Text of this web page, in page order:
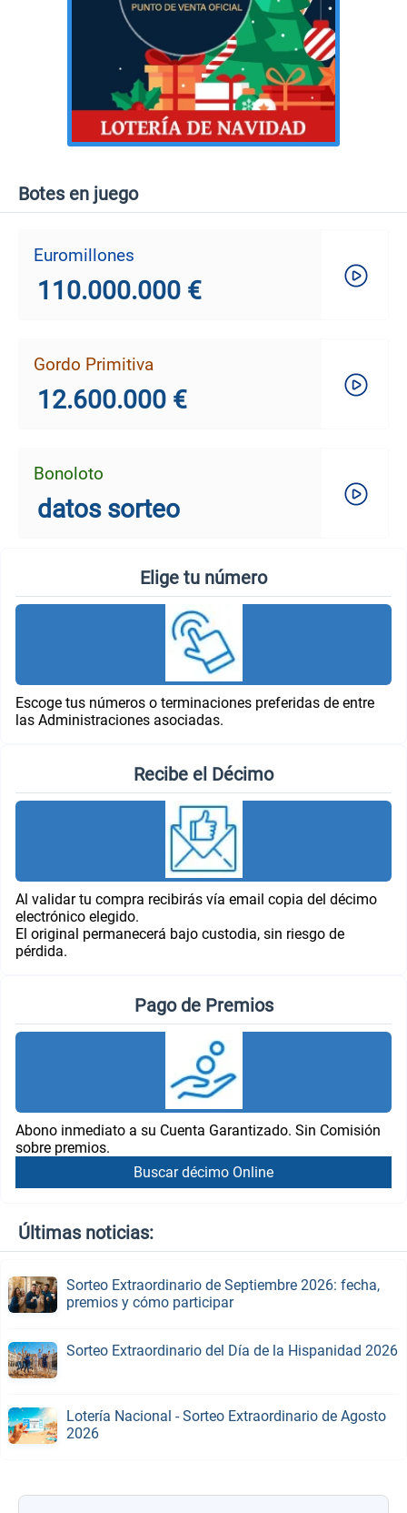
Botes en juego
Euromillones
110.000.000 €
Gordo Primitiva
12.600.000 €
Bonoloto
datos sorteo
Elige tu número
Escoge tus números o terminaciones preferidas de entre
las Administraciones asociadas.
Recibe el Décimo
Al validar tu compra recibirás vía email copia del décimo
electrónico elegido.
El original permanecerá bajo custodia, sin riesgo de
pérdida.
Pago de Premios
Abono inmediato a su Cuenta Garantizado. Sin Comisión
sobre premios.
Buscar décimo Online
Últimas noticias:
Sorteo Extraordinario de Septiembre 2026: fecha,
premios y cómo participar
Sorteo Extraordinario del Día de la Hispanidad 2026
Lotería Nacional - Sorteo Extraordinario de Agosto
2026